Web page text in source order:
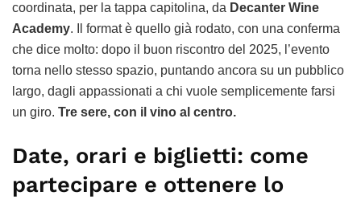
coordinata, per la tappa capitolina, da Decanter Wine
Academy. Il format è quello già rodato, con una conferma
che dice molto: dopo il buon riscontro del 2025, l’evento
torna nello stesso spazio, puntando ancora su un pubblico
largo, dagli appassionati a chi vuole semplicemente farsi
un giro. Tre sere, con il vino al centro.
Date, orari e biglietti: come
partecipare e ottenere lo